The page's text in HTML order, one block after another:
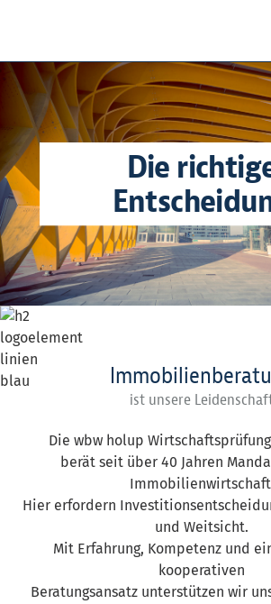
Die
ist unsere
Die wbw holup
berät seit über 40 Jahren
Hier erfordern
und Weitsicht.
Mit Erfahrung, Kompetenz und
kooperativen
Beratungsansatz unterstützen wir